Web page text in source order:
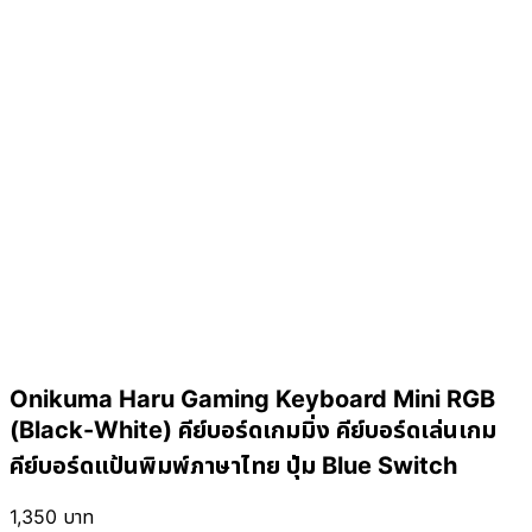
Onikuma Haru Gaming Keyboard Mini RGB
(Black-White) คีย์บอร์ดเกมมิ่ง คีย์บอร์ดเล่นเกม
คีย์บอร์ดแป้นพิมพ์ภาษาไทย ปุ่ม Blue Switch
1,350 บาท